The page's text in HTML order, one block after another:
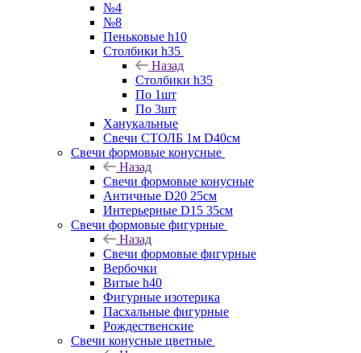
№4
№8
Пеньковые h10
Столбики h35
Назад
Столбики h35
По 1шт
По 3шт
Ханукальные
Свечи СТОЛБ 1м D40см
Свечи формовые конусные
Назад
Свечи формовые конусные
Античные D20 25см
Интерьерные D15 35см
Свечи формовые фигурные
Назад
Свечи формовые фигурные
Вербочки
Витые h40
Фигурные изотерика
Пасхальные фигурные
Рождественские
Свечи конусные цветные